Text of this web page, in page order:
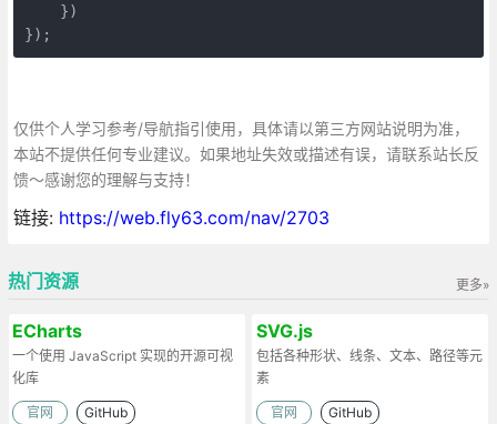
    })
});
仅供个人学习参考/导航指引使用，具体请以第三方网站说明为准，
本站不提供任何专业建议。如果地址失效或描述有误，请联系站长反
馈～感谢您的理解与支持！
链接: https://web.fly63.com/nav/2703
更多»
热门资源
ECharts
一个使用 JavaScript 实现的开源可视
化库
官网 GitHub
SVG.js
包括各种形状、线条、文本、路径等元
素
官网 GitHub